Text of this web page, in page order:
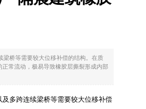
梁桥等需要较大位移补偿的结构。在质
常流动，极易导致橡胶层撕裂形成内部
多跨连续梁桥等需要较大位移补偿